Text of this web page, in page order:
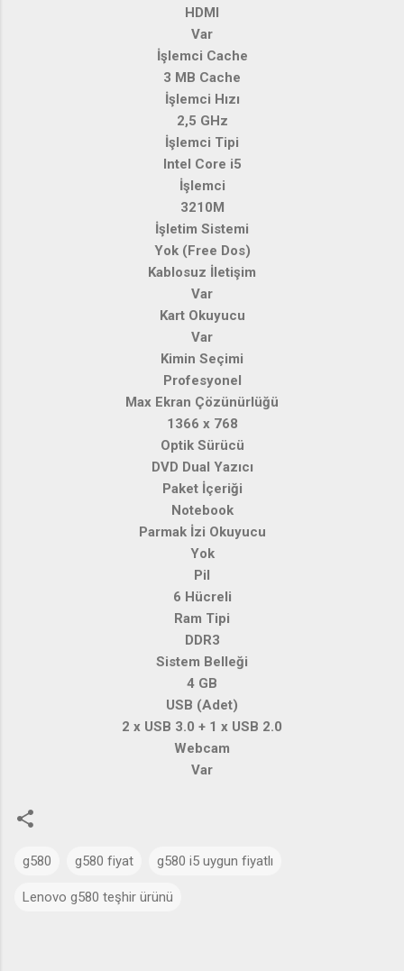
HDMI
Var
İşlemci Cache
3 MB Cache
İşlemci Hızı
2,5 GHz
İşlemci Tipi
Intel Core i5
İşlemci
3210M
İşletim Sistemi
Yok (Free Dos)
Kablosuz İletişim
Var
Kart Okuyucu
Var
Kimin Seçimi
Profesyonel
Max Ekran Çözünürlüğü
1366 x 768
Optik Sürücü
DVD Dual Yazıcı
Paket İçeriği
Notebook
Parmak İzi Okuyucu
Yok
Pil
6 Hücreli
Ram Tipi
DDR3
Sistem Belleği
4 GB
USB (Adet)
2 x USB 3.0 + 1 x USB 2.0
Webcam
Var
g580 g580 fiyat g580 i5 uygun fiyatlı
Lenovo g580 teşhir ürünü